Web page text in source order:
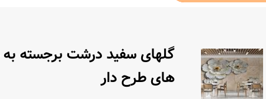
گلهای سفید درشت برجسته
های طرح دار